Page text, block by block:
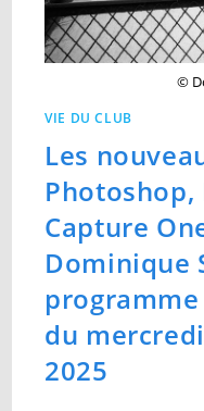
©
VIE DU CLUB
Les
Capture
Dominique
du
2025